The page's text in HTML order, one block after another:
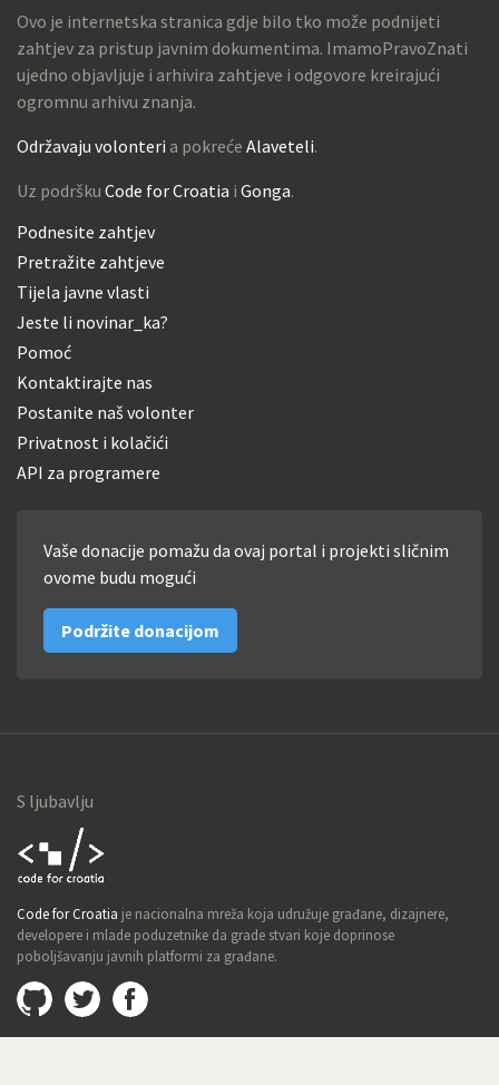
Ovo je internetska stranica gdje bilo tko može podnijeti
zahtjev za pristup javnim dokumentima. ImamoPravoZnati
ujedno objavljuje i arhivira zahtjeve i odgovore kreirajući
ogromnu arhivu znanja.
Održavaju volonteri a pokreće Alaveteli.
Uz podršku Code for Croatia i Gonga.
Podnesite zahtjev
Pretražite zahtjeve
Tijela javne vlasti
Jeste li novinar_ka?
Pomoć
Kontaktirajte nas
Postanite naš volonter
Privatnost i kolačići
API za programere
Vaše donacije pomažu da ovaj portal i projekti sličnim
ovome budu mogući
Podržite donacijom
S ljubavlju
Croatia
Code for Croatia je nacionalna mreža koja udružuje građane, dizajnere,
developere i mlade poduzetnike da grade stvari koje doprinose
poboljšavanju javnih platformi za građane.